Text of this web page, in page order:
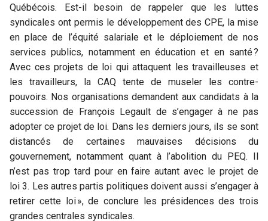
Québécois. Est-il besoin de rappeler que les luttes
syndicales ont permis le développement des CPE, la mise
en place de l’équité salariale et le déploiement de nos
services publics, notamment en éducation et en santé ?
Avec ces projets de loi qui attaquent les travailleuses et
les travailleurs, la CAQ tente de museler les contre-
pouvoirs. Nos organisations demandent aux candidats à la
succession de François Legault de s’engager à ne pas
adopter ce projet de loi. Dans les derniers jours, ils se sont
distancés de certaines mauvaises décisions du
gouvernement, notamment quant à l’abolition du PEQ. Il
n’est pas trop tard pour en faire autant avec le projet de
loi 3. Les autres partis politiques doivent aussi s’engager à
retirer cette loi », de conclure les présidences des trois
grandes centrales syndicales.